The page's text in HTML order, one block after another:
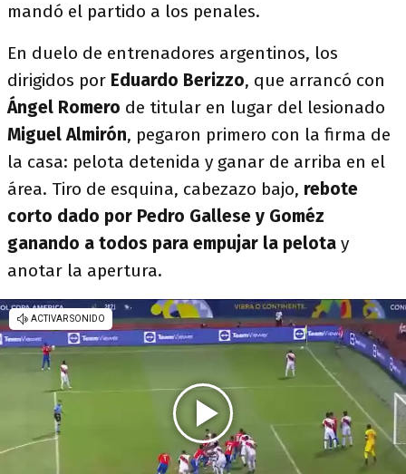
mandó el partido a los penales.
En duelo de entrenadores argentinos, los
dirigidos por Eduardo Berizzo, que arrancó con
Ángel Romero de titular en lugar del lesionado
Miguel Almirón, pegaron primero con la firma de
la casa: pelota detenida y ganar de arriba en el
área. Tiro de esquina, cabezazo bajo, rebote
corto dado por Pedro Gallese y Goméz
ganando a todos para empujar la pelota y
anotar la apertura.